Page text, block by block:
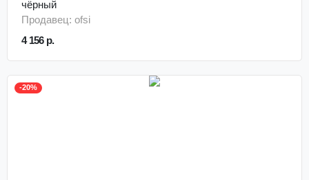
чёрный
Продавец: ofsi
4 156 р.
-20%